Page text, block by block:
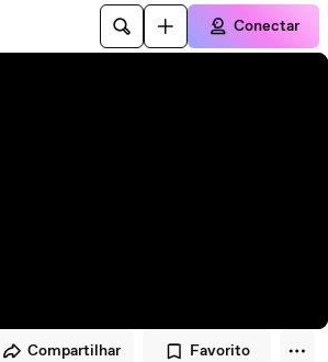
Conectar
Compartilhar Favorito